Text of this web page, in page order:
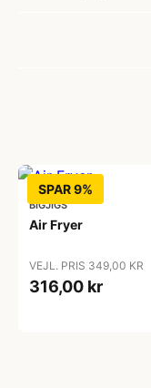
SPAR 9%
BIGJIGS
Air Fryer
VEJL. PRIS 349,00 KR
316,00 kr